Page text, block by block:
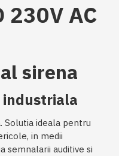
230V AC
sirena
industriala
Solutia ideala pentru
in medii
semnalarii auditive si